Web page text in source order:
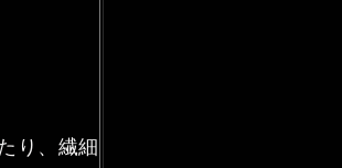
り、繊細